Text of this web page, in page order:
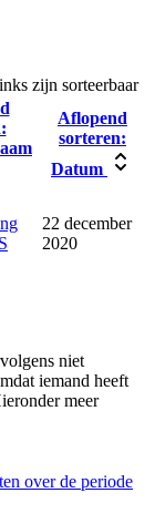
zijn sorteerbaar
Aflopend
sorteren:
Datum
22 december
2020
niet
iemand heeft
meer
over de periode